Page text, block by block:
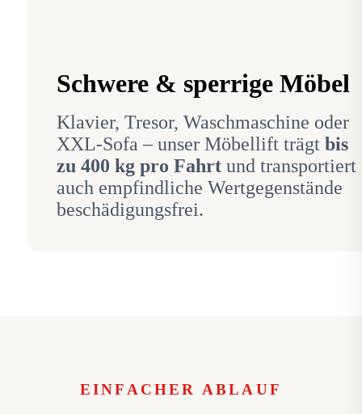
Schwere & sperrige Möbel
Klavier, Tresor, Waschmaschine oder
XXL-Sofa – unser Möbellift trägtbis
zu 400 kg pro Fahrt und transportiert
auch empfindliche Wertgegenstände
beschädigungsfrei.
EINFACHER ABLAUF